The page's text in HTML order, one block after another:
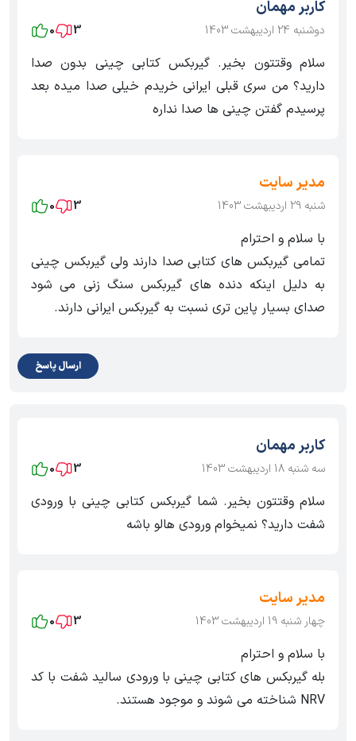
کاربر مهمان
دوشنبه 24 اردیبهشت 1403 3
0
سلام وقتتون بخیر. گیربکس کتابی چینی بدون صدا
دارید؟ من سری قبلی ایرانی خریدم خیلی صدا میده بعد
پرسیدم گفتن چینی ها صدا نداره
مدیر سایت
شنبه 29 اردیبهشت 1403 3
0
با سلام و احترام
تمامی گیربکس های کتابی صدا دارند ولی گیربکس چینی
به دلیل اینکه دنده های گیربکس سنگ زنی می شود
صدای بسیار پاین تری نسبت به گیربکس ایرانی دارند.
ارسال پاسخ
کاربر مهمان
سه شنبه 18 اردیبهشت 1403 3
0
سلام وقتتون بخیر. شما گیربکس کتابی چینی با ورودی
شفت دارید؟ نمیخوام ورودی هالو باشه
مدیر سایت
چهار شنبه 19 اردیبهشت 1403 3
0
با سلام و احترام
بله گیربکس های کتابی چینی با ورودی سالید شفت با کد
NRV شناخته می شوند و موجود هستند.